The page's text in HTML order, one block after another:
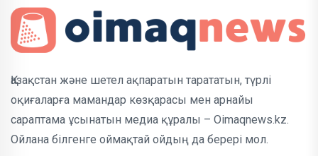
Қазақстан және шетел ақпаратын тарататын, түрлі
оқиғаларға мамандар көзқарасы мен арнайы
сараптама ұсынатын медиа құралы – Oimaqnews.kz.
Ойлана білгенге оймақтай ойдың да берері мол.